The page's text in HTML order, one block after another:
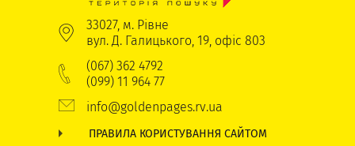
33027, м. Рівне
вул. Д. Галицького, 19, офіс 803
(067) 362 4792
(099) 11 964 77
info@goldenpages.rv.ua
ПРАВИЛА КОРИСТУВАННЯ САЙТОМ